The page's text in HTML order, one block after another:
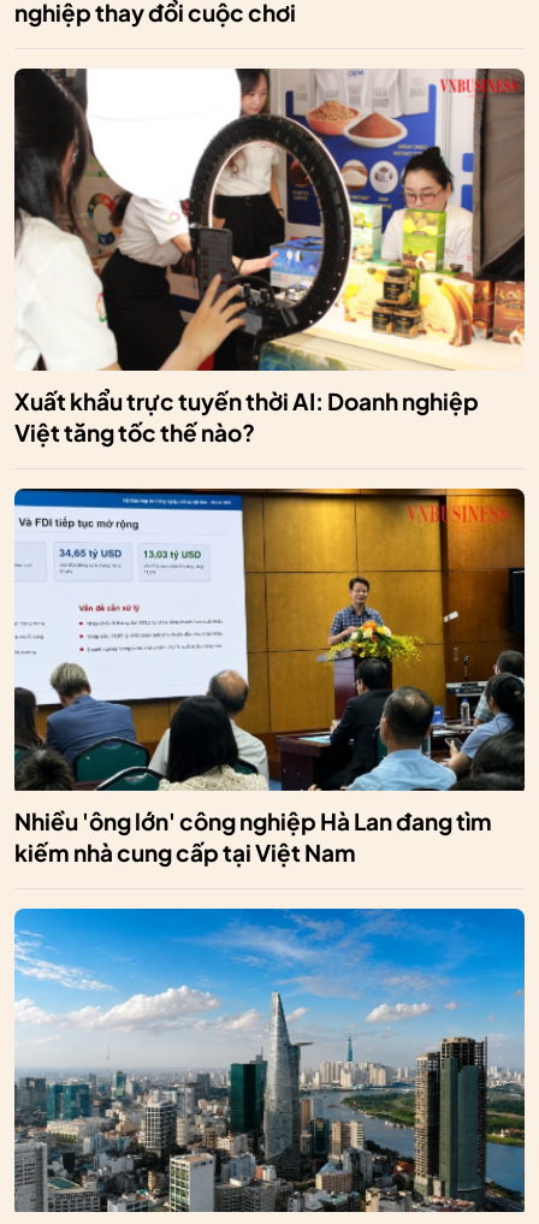
nghiệp thay đổi cuộc chơi
Xuất khẩu trực tuyến thời AI: Doanh nghiệp
Việt tăng tốc thế nào?
Nhiều 'ông lớn' công nghiệp Hà Lan đang tìm
kiếm nhà cung cấp tại Việt Nam